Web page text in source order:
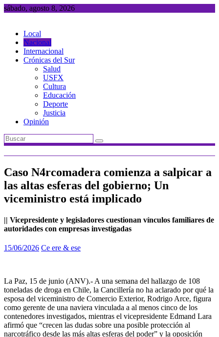
Saltar
sábado, agosto 8, 2026
Local
Nacional
Internacional
Crónicas del Sur
Salud
USFX
Cultura
Educación
Deporte
Justicia
Opinión
Caso N4rcomadera comienza a salpicar a
las altas esferas del gobierno; Un
viceministro está implicado
|| Vicepresidente y legisladores cuestionan vínculos familiares de
autoridades con empresas investigadas
15/06/2026 Ce ere & ese
La Paz, 15 de junio (ANV).- A una semana del hallazgo de 108
toneladas de droga en Chile, la Cancillería no ha aclarado por qué la
esposa del viceministro de Comercio Exterior, Rodrigo Arce, figura
como gerente de una naviera vinculada a al menos cinco de los
contenedores investigados, mientras el vicepresidente Edmand Lara
afirmó que “crecen las dudas sobre una posible protección al
narcotráfico desde las más altas esferas del poder” y la oposición